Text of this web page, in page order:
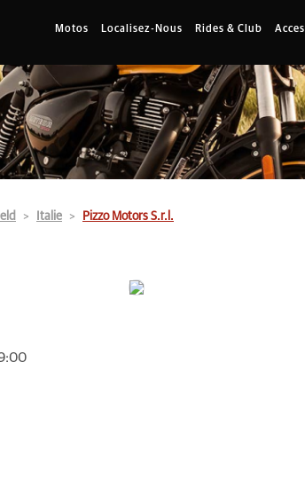
Motos Localisez-Nous Rides & Club
Italie Pizzo Motors S.r.l.